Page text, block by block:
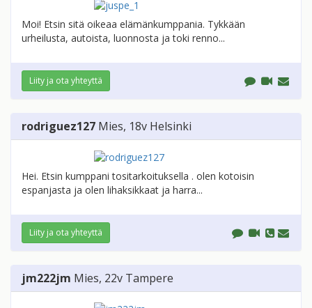
Moi! Etsin sitä oikeaa elämänkumppania. Tykkään
urheilusta, autoista, luonnosta ja toki renno...
Liity ja ota yhteyttä
rodriguez127 Mies, 18v Helsinki
Hei. Etsin kumppani tositarkoituksella . olen kotoisin
espanjasta ja olen lihaksikkaat ja harra...
Liity ja ota yhteyttä
jm222jm Mies, 22v Tampere